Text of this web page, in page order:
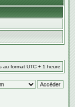
au format UTC + 1 heure